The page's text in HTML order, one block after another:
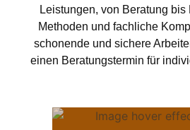
Leistungen, von Beratung
Methoden und fachliche
schonende und sichere
einen Beratungstermin für